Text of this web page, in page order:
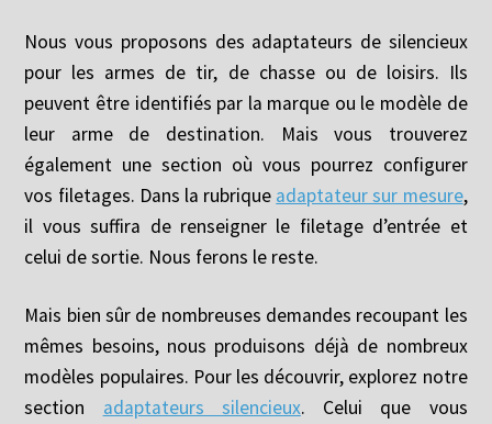
Nous vous proposons des adaptateurs de silencieux
pour les armes de tir, de chasse ou de loisirs. Ils
peuvent être identifiés par la marque ou le modèle de
leur arme de destination. Mais vous trouverez
également une section où vous pourrez configurer
vos filetages. Dans la rubrique adaptateur sur mesure,
il vous suffira de renseigner le filetage d’entrée et
celui de sortie. Nous ferons le reste.
Mais bien sûr de nombreuses demandes recoupant les
mêmes besoins, nous produisons déjà de nombreux
modèles populaires. Pour les découvrir, explorez notre
section adaptateurs silencieux. Celui que vous